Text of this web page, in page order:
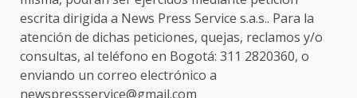
escrita dirigida a News Press Service s.a.s.. Para la
atención de dichas peticiones, quejas, reclamos y/o
consultas, al teléfono en Bogotá: 311 2820360, o
enviando un correo electrónico a
newspressservice@gmail.com